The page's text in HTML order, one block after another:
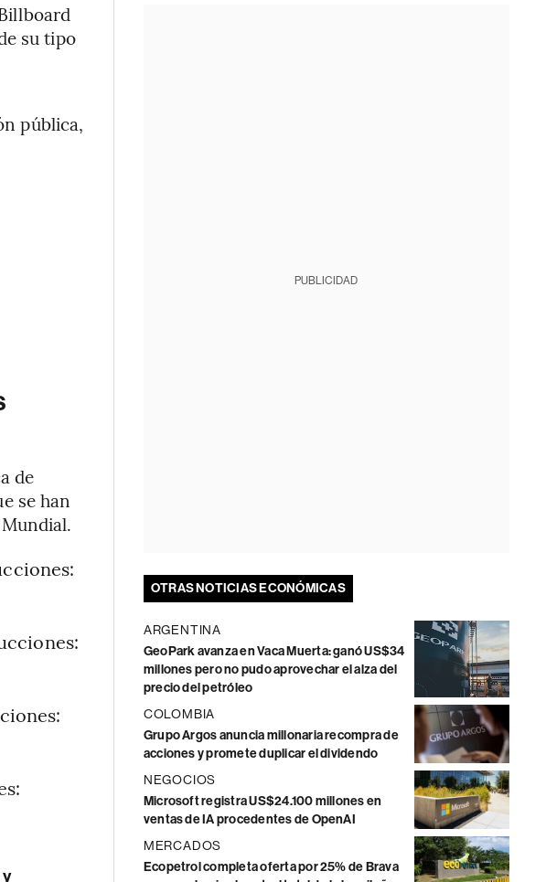
su tipo
pública,
de
se han
PUBLICIDAD
OTRAS NOTICIAS ECONÓMICAS
ARGENTINA
GeoPark avanza en Vaca Muerta: ganó US$34
millones pero no pudo aprovechar el alza del
precio del petróleo
COLOMBIA
Grupo Argos anuncia millonaria recompra de
acciones y promete duplicar el dividendo
NEGOCIOS
Microsoft registra US$24.100 millones en
ventas de IA procedentes de OpenAI
MERCADOS
Ecopetrol completa oferta por 25% de Brava